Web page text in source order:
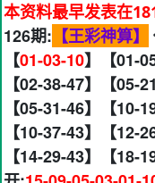
本资料最早发表在
126期: 【王彩神算】
【01-03-10】【01-
【02-38-47】【05-
【05-31-46】【10-
【10-37-43】【12-
【14-29-43】【18-